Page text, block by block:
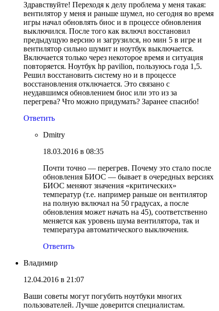
Здравствуйте! Переходя к делу проблема у меня такая:
вентилятор у меня и раньше шумел, но сегодня во время
игры начал обновлять биос и в процессе обновления
выключился. После того как включл восстановил
предыдущую версию и загрузился, но мин 5 в игре и
вентилятор сильно шумит и ноутбук выключается.
Включается только через некоторое время и ситуация
повторяется. Ноутбук hp pavilion, пользуюсь года 1,5.
Решил восстановить систему но и в процессе
восстановления отключается. Это связано с
неудавшимся обновлением биос или это из за
перегрева? Что можно придумать? Заранее спасибо!
Ответить
Dmitry
18.03.2016 в 08:35
Почти точно — перегрев. Почему это стало после
обновления БИОС — бывает в очередных версиях
БИОС меняют значения «критических»
температур (т.е. например раньше он вентилятор
на полную включал на 50 градусах, а после
обновления может начать на 45), соответственно
меняется как уровень шума вентилятора, так и
температура автоматического выключения.
Ответить
Владимир
12.04.2016 в 21:07
Ваши советы могут погубить ноутбуки многих
пользователей. Лучше доверится специалистам.